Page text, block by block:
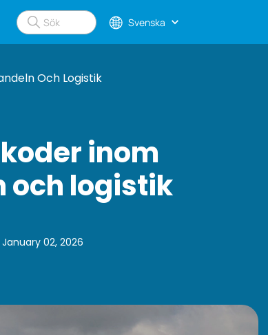
Svenska
Och Logistik
koder inom
och logistik
January 02, 2026